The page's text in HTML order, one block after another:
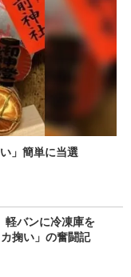
」簡単に当選
バンに冷凍庫を
掬い」の奮闘記